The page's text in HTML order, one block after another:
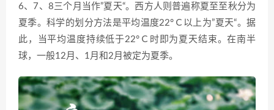
6、7、8三个月当作”夏天“。西方人则普遍称夏至至秋分为
夏季。科学的划分方法是平均温度22°Ｃ以上为”夏天“。据
此，当平均温度持续低于22°Ｃ时即为夏天结束。在南半
球，一般12月、1月和2月被定为夏季。